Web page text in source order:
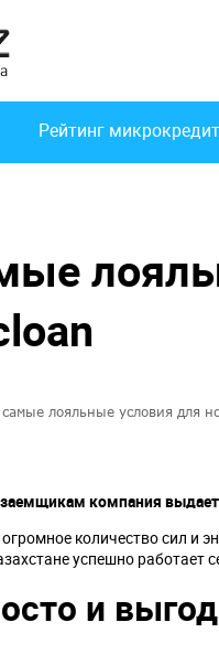
Рейтинг
лояльные условия для
компания
количество сил и
успешно работает
и